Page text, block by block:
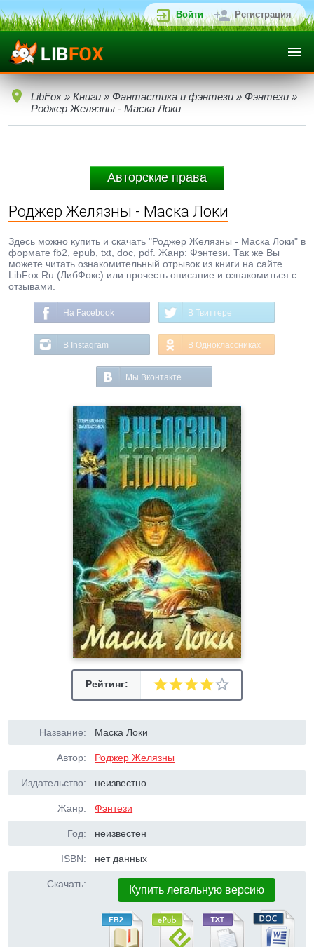
Войти Регистрация
LibFox » Книги » Фантастика и фэнтези » Фэнтези »
Роджер Желязны - Маска Локи
Авторские права
Роджер Желязны - Маска Локи
Здесь можно купить и скачать "Роджер Желязны - Маска Локи" в
формате fb2, epub, txt, doc, pdf. Жанр: Фэнтези. Так же Вы
можете читать ознакомительный отрывок из книги на сайте
LibFox.Ru (ЛибФокс) или прочесть описание и ознакомиться с
отзывами.
На Facebook В Твиттере
В Instagram В Одноклассниках
Мы Вконтакте
Рейтинг:
Название: Маска Локи
Автор: Роджер Желязны
Издательство: неизвестно
Жанр: Фэнтези
Год: неизвестен
ISBN: нет данных
Скачать: Купить легальную версию